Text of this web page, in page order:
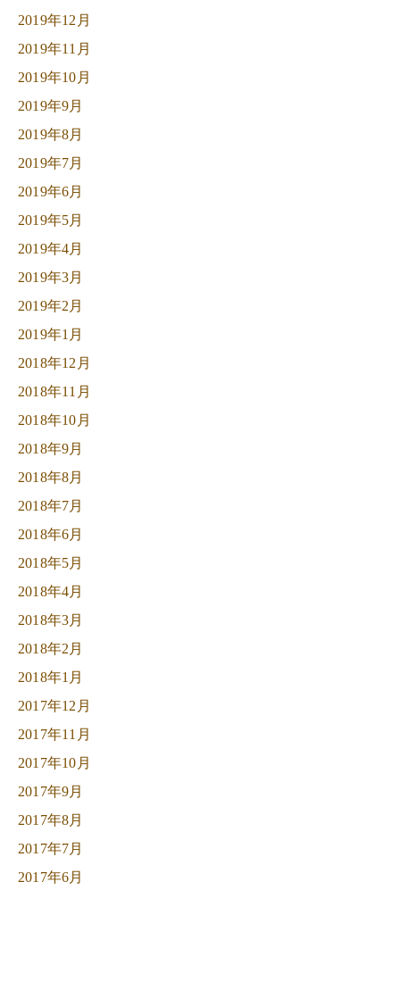
2019年12月
2019年11月
2019年10月
2019年9月
2019年8月
2019年7月
2019年6月
2019年5月
2019年4月
2019年3月
2019年2月
2019年1月
2018年12月
2018年11月
2018年10月
2018年9月
2018年8月
2018年7月
2018年6月
2018年5月
2018年4月
2018年3月
2018年2月
2018年1月
2017年12月
2017年11月
2017年10月
2017年9月
2017年8月
2017年7月
2017年6月